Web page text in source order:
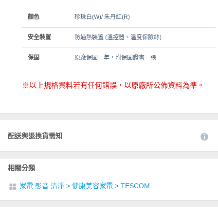
顏色 珍珠白(W)/ 朱丹紅(R)
安全裝置 防過熱裝置 (溫控器、溫度保險絲)
保固 原廠保固一年，附保固證書一張
※以上規格資料若有任何錯誤，以原廠所公佈資料為準。
配送與退換貨需知
相關分類
家電 影音 清淨 > 健康美容家電 > TESCOM